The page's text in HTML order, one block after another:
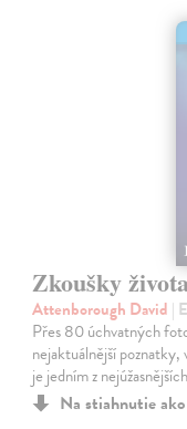
Zkoušky
Attenborough David |
Přes 80 úchvatných
nejaktuálnější
je jedním z
Na stiahnutie ako